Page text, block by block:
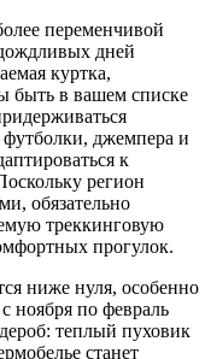
переменчивой
дней
куртка,
быть в вашем списке
джемпера и
к
регион
обязательно
треккинговую
прогулок.
ниже нуля, особенно
ноября по февраль
теплый пуховик
станет